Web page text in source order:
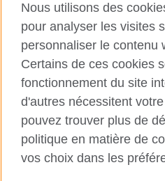
British Council global
Conditions d’utilisation et
Cookies
Plan du site
Nous utilisons des
pour analyser les visites
personnaliser le contenu
Certains de ces cookies
fonctionnement du site
d'autres nécessitent
pouvez trouver plus de
politique en matière de
vos choix dans les